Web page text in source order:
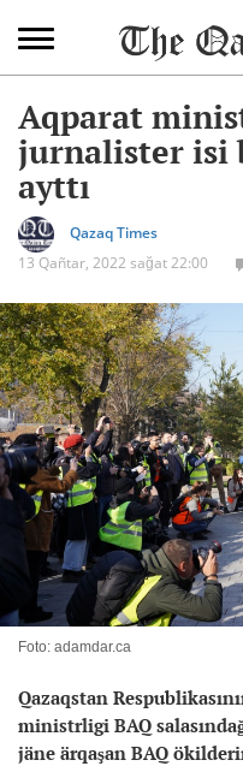
Aqparat
jurnalister isi
ayttı
Qazaq Times
13 Qañtar, 2022 sağat 22:00
Foto: adamdar.ca
Qazaqstan
ministrligi BAQ
jäne ärqaşan BAQ